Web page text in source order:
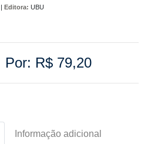
| Editora: UBU
Por: R$ 79,20
Informação adicional